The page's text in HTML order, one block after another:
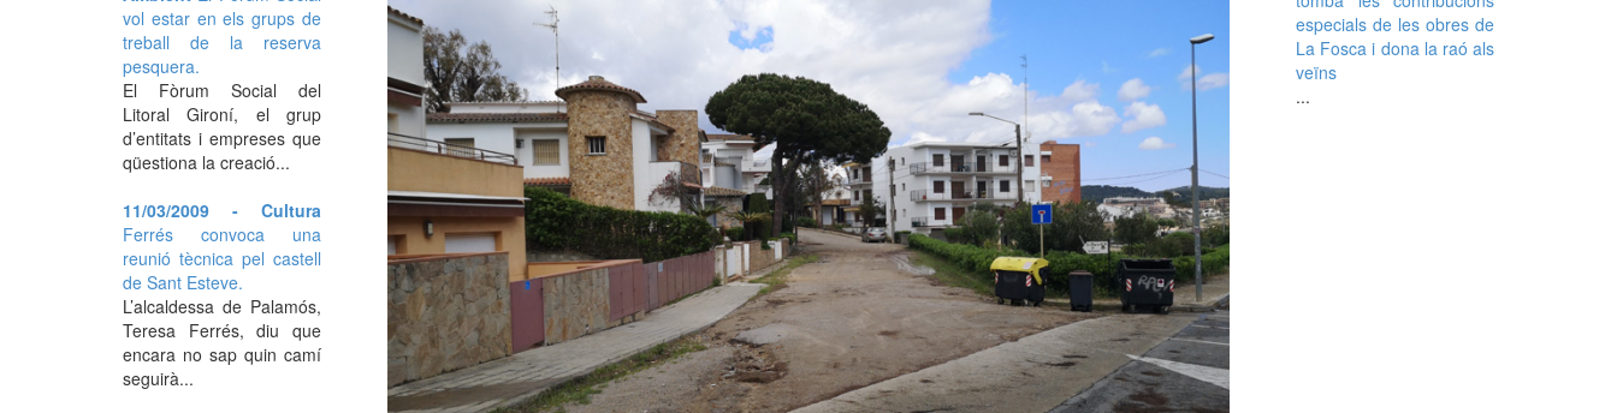
vol estar en els grups de
treball de la reserva
pesquera.
El Fòrum Social del
Litoral Gironí, el grup
d’entitats i empreses que
qüestiona la creació...
11/03/2009 - Cultura
Ferrés convoca una
reunió tècnica pel castell
de Sant Esteve.
L’alcaldessa de Palamós,
Teresa Ferrés, diu que
encara no sap quin camí
seguirà...
especials de les obres de
La Fosca i dona la raó als
veïns
...